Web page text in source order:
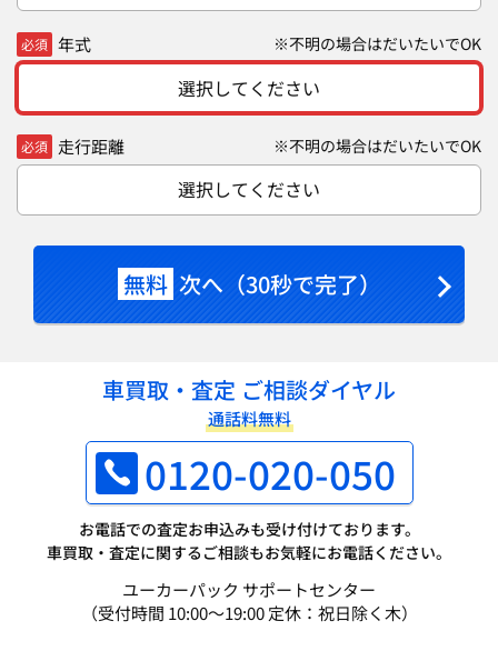
必須 年式 ※不明の場合はだいたいでOK
選択してください
必須 走行距離 ※不明の場合はだいたいでOK
選択してください
無料 次へ（30秒で完了）
車買取・査定 ご相談ダイヤル
通話料無料
0120-020-050
お電話での査定お申込みも受け付けております。
車買取・査定に関するご相談もお気軽にお電話ください。
ユーカーパック サポートセンター
（受付時間 10:00～19:00 定休：祝日除く木）